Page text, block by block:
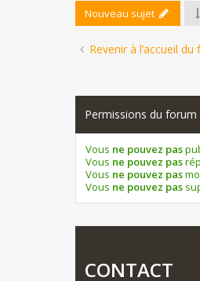
Nouveau sujet
Revenir à l’accueil du
Permissions du forum
Vous ne pouvez pas
Vous ne pouvez pas
Vous ne pouvez pas
Vous ne pouvez pas
CONTACT